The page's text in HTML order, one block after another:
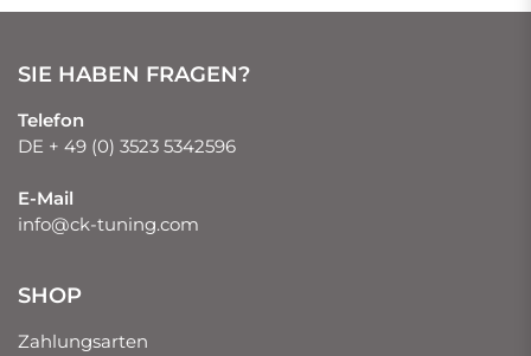
SIE HABEN FRAGEN?
Telefon
DE + 49 (0) 3523 5342596
E-Mail
info@ck-tuning.com
SHOP
Zahlungsarten